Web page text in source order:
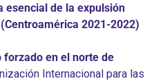
esencial de la expulsión
2021-2022)
forzado en el norte de
Internacional para las